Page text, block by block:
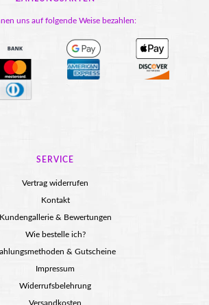
uns auf folgende Weise bezahlen:
SERVICE
Vertrag widerrufen
Kontakt
Kundengallerie & Bewertungen
Wie bestelle ich?
& Gutscheine
Impressum
Widerrufsbelehrung
Versandkosten